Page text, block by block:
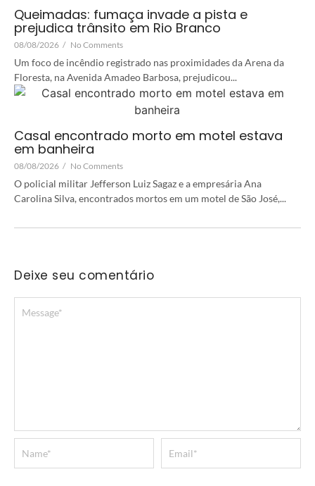
Queimadas: fumaça invade a pista e
prejudica trânsito em Rio Branco
08/08/2026 / No Comments
Um foco de incêndio registrado nas proximidades da Arena da
Floresta, na Avenida Amadeo Barbosa, prejudicou...
Casal encontrado morto em motel estava
em banheira
08/08/2026 / No Comments
O policial militar Jefferson Luiz Sagaz e a empresária Ana
Carolina Silva, encontrados mortos em um motel de São José,...
Deixe seu comentário